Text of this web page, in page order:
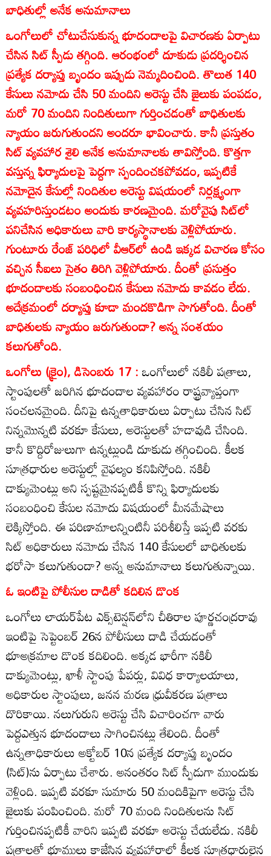
బాధితుల్లో అనేక అనుమానాలు
ఒంగోలులో చోటుచేసుకున్న భూదందాలపై విచారణకు ఏర్పాటు
చేసిన సిట్‌ స్పీడు తగ్గింది. ఆరంభంలో దూకుడు ప్రదర్శించిన
ప్రత్యేక దర్యాప్తు బృందం ఇప్పుడు నెమ్మదించింది. తొలుత 140
కేసులు నమోదు చేసి 50 మందిని అరెస్టు చేసి జైలుకు పంపడం,
మరో 70 మందిని నిందితులుగా గుర్తించడంతో బాధితులకు
న్యాయం జరుగుతుందని అందరూ భావించారు. కానీ ప్రస్తుతం
సిట్‌ వ్యవహార శైలి అనేక అనుమానాలకు తావిస్తోంది. కొత్తగా
వస్తున్న ఫిర్యాదులపై పెద్దగా స్పందించకపోవడం, ఇప్పటికే
నమోదైన కేసుల్లో నిందితుల అరెస్టు విషయంలో నిర్లక్ష్యంగా
వ్యవహరిస్తుండటం అందుకు కారణమైంది. మరోవైపు సిట్‌లో
పనిచేసిన అధికారులు వారి కార్యస్థానాలకు వెళ్లిపోయారు.
గుంటూరు రేంజ్‌ పరిధిలో వీఆర్‌లో ఉండి ఇక్కడ విచారణ కోసం
వచ్చిన సీఐలు సైతం తిరిగి వెళ్లిపోయారు. దీంతో ప్రసుత్తం
భూదందాలకు సంబంధించిన కేసులు నమోదు కావడం లేదు.
అదేక్రమంలో దర్యాప్తు కూడా మందకొడిగా సాగుతోంది. దీంతో
బాధితులకు న్యాయం జరుగుతుందా? అన్న సంశయం
కలుగుతోంది.
ఒంగోలు (క్రైం), డిసెంబరు 17 :ఒంగోలులో నకిలీ పత్రాలు,
స్టాంపులతో జరిగిన భూదందాల వ్యవహారం రాష్ట్రవ్యాప్తంగా
సంచలనమైంది. దీనిపై ఉన్నతాధికారులు ఏర్పాటు చేసిన సిట్‌
నిన్నమొన్నటి వరకూ కేసులు, అరెస్టులతో హడావుడి చేసింది.
కానీ కొద్దిరోజులుగా ఉన్నట్లుండి దూకుడు తగ్గించింది. కీలక
సూత్రధారుల అరెస్టుల్లో వైఫల్యం కనిపిస్తోంది. నకిలీ
డాక్యుమెంట్లు అని స్పష్టమైనప్పటికీ కొన్ని ఫిర్యాదులకు
సంబంధించి కేసుల నమోదు విషయంలో మీనమేషాలు
లెక్కిస్తోంది. ఈ పరిణామాలన్నింటినీ పరిశీలిస్తే ఇప్పటి వరకు
సిట్‌ అధికారులు నమోదు చేసిన 140 కేసులలో బాధితులకు
భరోసా కలుగుతుందా? అన్న అనుమానాలు కలుగుతున్నాయి.
ఓ ఇంటిపై పోలీసుల దాడితో కదిలిన డొంక
ఒంగోలు లాయర్‌పేట ఎక్స్‌టెన్షన్‌లోని చీతిరాల పూర్ణచంద్రరావు
ఇంటిపై సెప్టెంబర్‌ 26న పోలీసులు దాడి చేయడంతో
భూఅక్రమాల డొంక కదిలింది. అక్కడ భారీగా నకిలీ
డాక్యుమెంట్లు, ఖాళీ స్టాంపు పేపర్లు, వివిధ కార్యాలయాలు,
అధికారుల స్టాంపులు, జనన మరణ ధ్రువీకరణ పత్రాలు
దొరికాయి. నలుగురుని అరెస్టు చేసి విచారించగా వారు
పెద్దఎత్తున భూదందాలు సాగించినట్లు తేలింది. దీంతో
ఉన్నతాధికారులు అక్టోబర్‌ 10న ప్రత్యేక దర్యాప్తు బృందం
(సిట్‌)ను ఏర్పాటు చేశారు. అనంతరం సిట్‌ స్పీడుగా ముందుకు
వెళ్లింది. ఇప్పటి వరకూ సుమారు 50 మందికిపైగా అరెస్టు చేసి
జైలుకు పంపించింది. మరో 70 మంది నిందితులను సిట్‌
గుర్తించినప్పటికీ వారిని ఇప్పటి వరకూ అరెస్టు చేయలేదు. నకిలీ
పత్రాలతో భూములు కాజేసిన వ్యవహారాల్లో కీలక సూత్రధారులైన